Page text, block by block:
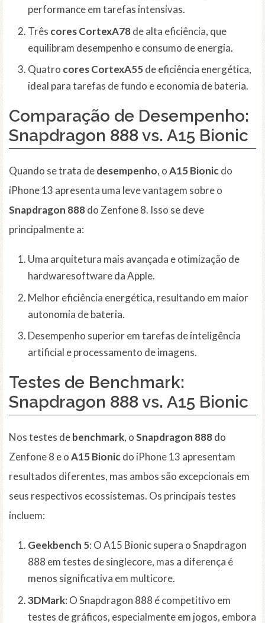
performance em tarefas intensivas.
Três cores CortexA78de alta eficiência, que
equilibram desempenho e consumo de energia.
Quatro cores CortexA55de eficiência energética,
ideal para tarefas de fundo e economia de bateria.
Comparação de Desempenho:
Snapdragon 888 vs. A15 Bionic
Quando se trata dedesempenho, oA15 Bionicdo
iPhone 13 apresenta uma leve vantagem sobre o
Snapdragon 888do Zenfone 8. Isso se deve
principalmente a:
Uma arquitetura mais avançada e otimização de
hardwaresoftware da Apple.
Melhor eficiência energética, resultando em maior
autonomia de bateria.
Desempenho superior em tarefas de inteligência
artificial e processamento de imagens.
Testes de Benchmark:
Snapdragon 888 vs. A15 Bionic
Nos testes debenchmark, oSnapdragon 888do
Zenfone 8 e oA15 Bionicdo iPhone 13 apresentam
resultados diferentes, mas ambos são excepcionais em
seus respectivos ecossistemas. Os principais testes
incluem:
Geekbench 5: O A15 Bionic supera o Snapdragon
888 em testes de singlecore, mas a diferença é
menos significativa em multicore.
3DMark: O Snapdragon 888 é competitivo em
testes de gráficos, especialmente em jogos, embora